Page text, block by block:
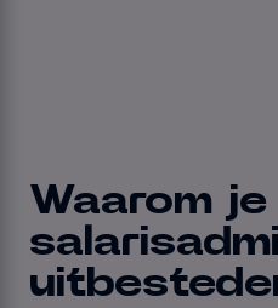
Waarom je